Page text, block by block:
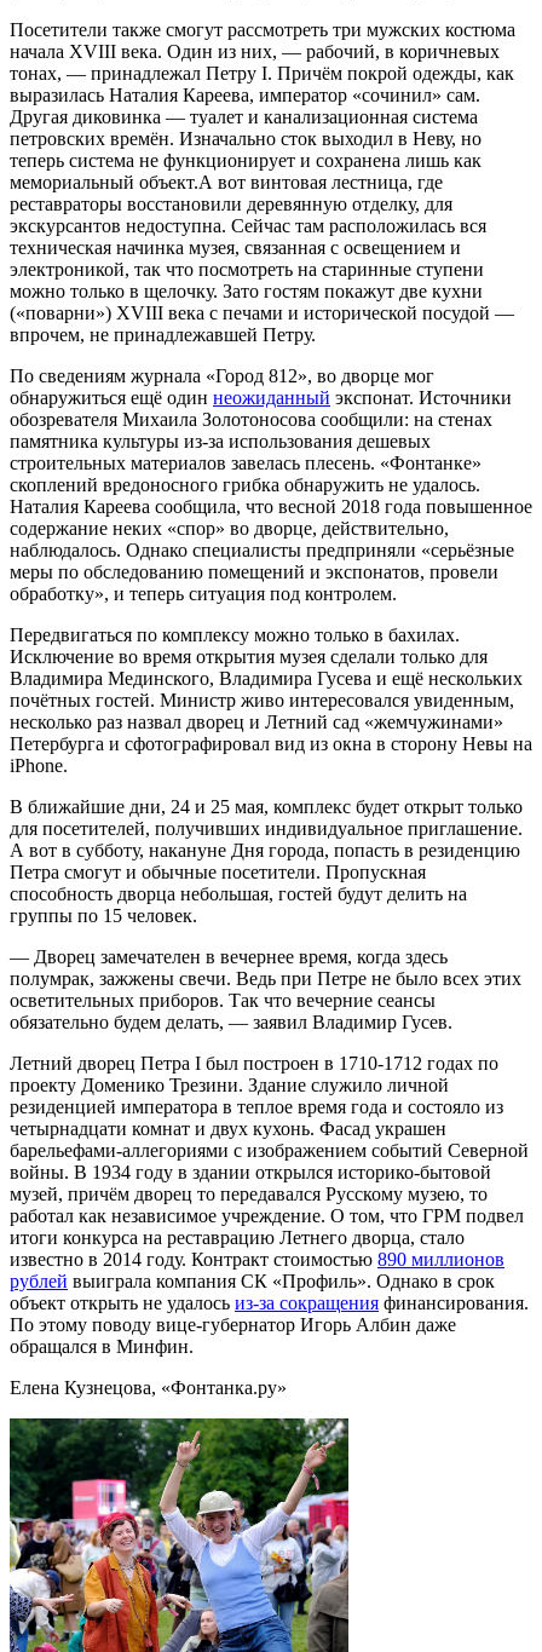
Посетители также смогут рассмотреть три мужских костюма
начала XVIII века. Один из них, — рабочий, в коричневых
тонах, — принадлежал Петру I. Причём покрой одежды, как
выразилась Наталия Кареева, император «сочинил» сам.
Другая диковинка — туалет и канализационная система
петровских времён. Изначально сток выходил в Неву, но
теперь система не функционирует и сохранена лишь как
мемориальный объект.А вот винтовая лестница, где
реставраторы восстановили деревянную отделку, для
экскурсантов недоступна. Сейчас там расположилась вся
техническая начинка музея, связанная с освещением и
электроникой, так что посмотреть на старинные ступени
можно только в щелочку. Зато гостям покажут две кухни
(«поварни») XVIII века с печами и исторической посудой —
впрочем, не принадлежавшей Петру.
По сведениям журнала «Город 812», во дворце мог
обнаружиться ещё один неожиданный экспонат. Источники
обозревателя Михаила Золотоносова сообщили: на стенах
памятника культуры из-за использования дешевых
строительных материалов завелась плесень. «Фонтанке»
скоплений вредоносного грибка обнаружить не удалось.
Наталия Кареева сообщила, что весной 2018 года повышенное
содержание неких «спор» во дворце, действительно,
наблюдалось. Однако специалисты предприняли «серьёзные
меры по обследованию помещений и экспонатов, провели
обработку», и теперь ситуация под контролем.
Передвигаться по комплексу можно только в бахилах.
Исключение во время открытия музея сделали только для
Владимира Мединского, Владимира Гусева и ещё нескольких
почётных гостей. Министр живо интересовался увиденным,
несколько раз назвал дворец и Летний сад «жемчужинами»
Петербурга и сфотографировал вид из окна в сторону Невы на
iPhone.
В ближайшие дни, 24 и 25 мая, комплекс будет открыт только
для посетителей, получивших индивидуальное приглашение.
А вот в субботу, накануне Дня города, попасть в резиденцию
Петра смогут и обычные посетители. Пропускная
способность дворца небольшая, гостей будут делить на
группы по 15 человек.
— Дворец замечателен в вечернее время, когда здесь
полумрак, зажжены свечи. Ведь при Петре не было всех этих
осветительных приборов. Так что вечерние сеансы
обязательно будем делать, — заявил Владимир Гусев.
Летний дворец Петра I был построен в 1710-1712 годах по
проекту Доменико Трезини. Здание служило личной
резиденцией императора в теплое время года и состояло из
четырнадцати комнат и двух кухонь. Фасад украшен
барельефами-аллегориями с изображением событий Северной
войны. В 1934 году в здании открылся историко-бытовой
музей, причём дворец то передавался Русскому музею, то
работал как независимое учреждение. О том, что ГРМ подвел
итоги конкурса на реставрацию Летнего дворца, стало
известно в 2014 году. Контракт стоимостью 890 миллионов
рублей выиграла компания СК «Профиль». Однако в срок
объект открыть не удалось из-за сокращения финансирования.
По этому поводу вице-губернатор Игорь Албин даже
обращался в Минфин.
Елена Кузнецова, «Фонтанка.ру»